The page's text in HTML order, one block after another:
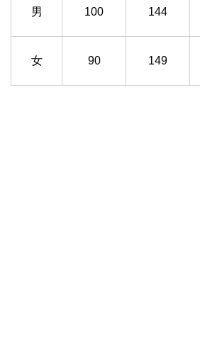
男 100 144
女 90 149